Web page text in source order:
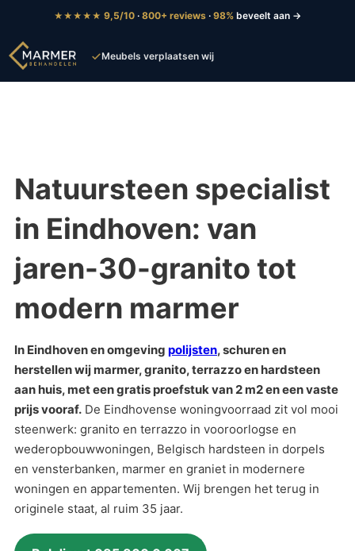
★★★★★ 9,5/10 · 800+ reviews · 98% beveelt aan →
Meubels verplaatsen wij
Tot 5 jaar garantie
Natuursteen specialist
in Eindhoven: van
jaren-30-granito tot
modern marmer
In Eindhoven en omgeving polijsten, schuren en
herstellen wij marmer, granito, terrazzo en hardsteen
aan huis, met een gratis proefstuk van 2 m2 en een vaste
prijs vooraf. De Eindhovense woningvoorraad zit vol mooi
steenwerk: granito en terrazzo in vooroorlogse en
wederopbouwwoningen, Belgisch hardsteen in dorpels
en vensterbanken, marmer en graniet in modernere
woningen en appartementen. Wij brengen het terug in
originele staat, al ruim 35 jaar.